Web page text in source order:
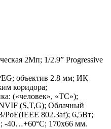
2Мп; 1/2.9” Progressive
объектив 2.8 мм; ИК
коридора;
(«человек», «ТС»);
(S,T,G); Облачный
PoE(IEEE 802.3af); 6,5Вт;
-40…+60°C; 170х66 мм.